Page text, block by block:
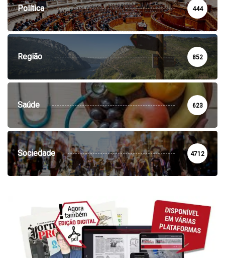
Política 444
Região 852
Saúde 623
Sociedade 4712